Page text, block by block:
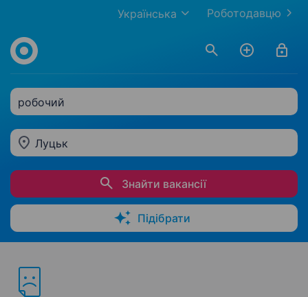
Роботодавцю
Українська
робочий
Луцьк
Знайти вакансії
Підібрати